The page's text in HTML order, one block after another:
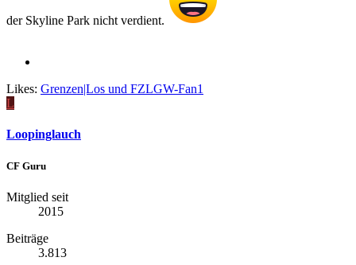
der Skyline Park nicht verdient.
Likes: Grenzen|Los und FZLGW-Fan1
L
Loopinglauch
CF Guru
Mitglied seit
2015
Beiträge
3.813